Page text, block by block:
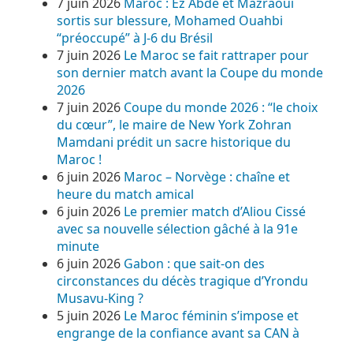
sortis sur blessure, Mohamed Ouahbi
“préoccupé” à J-6 du Brésil
7 juin 2026 Le Maroc se fait rattraper pour
son dernier match avant la Coupe du monde
2026
7 juin 2026 Coupe du monde 2026 : “le choix
du cœur”, le maire de New York Zohran
Mamdani prédit un sacre historique du
Maroc !
6 juin 2026 Maroc – Norvège : chaîne et
heure du match amical
6 juin 2026 Le premier match d’Aliou Cissé
avec sa nouvelle sélection gâché à la 91e
minute
6 juin 2026 Gabon : que sait-on des
circonstances du décès tragique d’Yrondu
Musavu-King ?
5 juin 2026 Le Maroc féminin s’impose et
engrange de la confiance avant sa CAN à